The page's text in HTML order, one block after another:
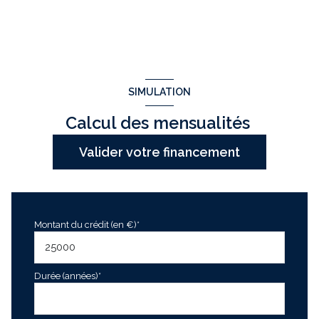
SIMULATION
Calcul des mensualités
Valider votre financement
Montant du crédit (en €)*
Durée (années)*